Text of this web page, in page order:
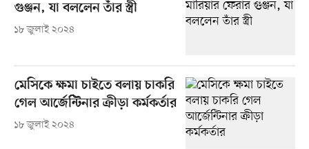
গুঞ্জন, যা বললেন তাঁর স্ত্রী
১৮ জুলাই ২০২৪
মেসিকে ক্ষমা চাইতে বলায় চাকরি
গেল আর্জেন্টিনার ক্রীড়া কর্মকর্তার
১৮ জুলাই ২০২৪